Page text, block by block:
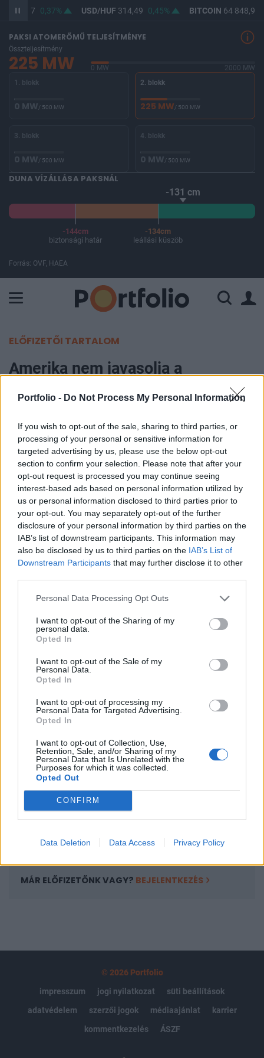
Portfolio - Do Not Process My Personal Information
If you wish to opt-out of the sale, sharing to third parties, or
processing of your personal or sensitive information for
targeted advertising by us, please use the below opt-out
section to confirm your selection. Please note that after your
opt-out request is processed you may continue seeing
interest-based ads based on personal information utilized by
us or personal information disclosed to third parties prior to
your opt-out. You may separately opt-out of the further
disclosure of your personal information by third parties on the
IAB’s list of downstream participants. This information may
also be disclosed by us to third parties on the IAB’s List of
Downstream Participants that may further disclose it to other
Personal Data Processing Opt Outs
I want to opt-out of the Sharing of my
personal data.
Opted In
I want to opt-out of the Sale of my
Personal Data.
Opted In
I want to opt-out of processing my
Personal Data for Targeted Advertising.
Opted In
I want to opt-out of Collection, Use,
Retention, Sale, and/or Sharing of my
Personal Data that Is Unrelated with the
Purposes for which it was collected.
Opted Out
CONFIRM
Data Deletion Data Access Privacy Policy
363,07 0,37% USD/HUF 314,49 0,45% BITCOIN 64 848,99
PAKSI ATOMERŐMŰ TELJESÍTMÉNYE
Összteljesítmény
225 MW 0 MW
2000 MW
1. blokk
0 MW/ 500 MW
2. blokk
225 MW/ 500 MW
3. blokk
0 MW/ 500 MW
4. blokk
0 MW/ 500 MW
DUNA VÍZÁLLÁSA PAKSNÁL
-131 cm
-144cm
biztonsági határ
-134cm
leállási küszöb
Forrás: OVF, HAEA
ELŐFIZETŐI TARTALOM
Amerika nem javasolja a
invázió veszélye miatt
Portfolio
2021. december 21. 08:51
Figyelmeztette az amerikai külügyminisztérium
az Egyesült Államok állampolgárait arra, hogy
nem tanácsolják az Ukrajnába való utazást
Oroszország katonai fenyegetése miatt – írja a
Reuters.
A külügyminisztérium a koronavírus-pandémia miatt eleve
nem javasolta a beutazást Ukrajnába az amerikai
állampolgárok számára. Oroszország körülbelül 175 ezer
hírszerzési források szerint Vlagyimir Putyin elnöknek csak
a menetparancsot kell kiadnia. Kapcsolódó cikkünk 2021.
A keresett cikk a portfolio.hu hírarchívumához
tartozik, melynek olvasása előfizetéses
regisztrációhoz kötött.
Az előfizetés a következőket tartalmazza:
Portfolio.hu teljes cikkarchívum
Kötéslisták: BÉT elmúlt 2 év napon belüli
MÁR ELŐFIZETŐNK VAGY? BEJELENTKEZÉS
© 2026 Portfolio
impresszum
jogi nyilatkozat
süti beállítások
adatvédelem
szerzői jogok médiaajánlat
karrier
kommentkezelés
ÁSZF